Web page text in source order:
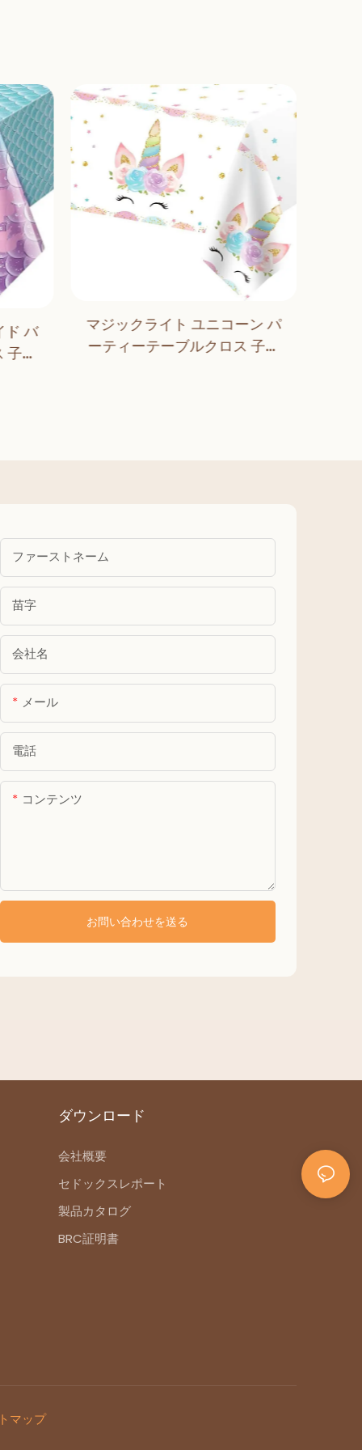
ド バ
子供
マジックライト ユニコーン パ
ーティーテーブルクロス 子供
ファーストネーム
苗字
会社名
メール
電話
コンテンツ
お問い合わせを送る
ダウンロード
会社概要
セドックスレポート
製品カタログ
BRC証明書
マップ